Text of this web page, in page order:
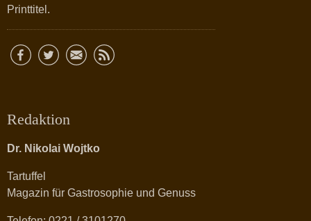
Printtitel.
Redaktion
Dr. Nikolai Wojtko
Tartuffel
Magazin für Gastrosophie und Genuss